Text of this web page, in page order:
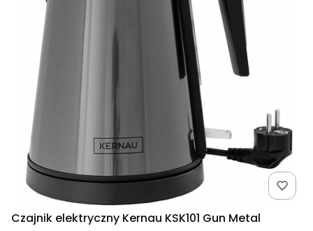
Czajnik elektryczny Kernau KSK101 Gun Metal